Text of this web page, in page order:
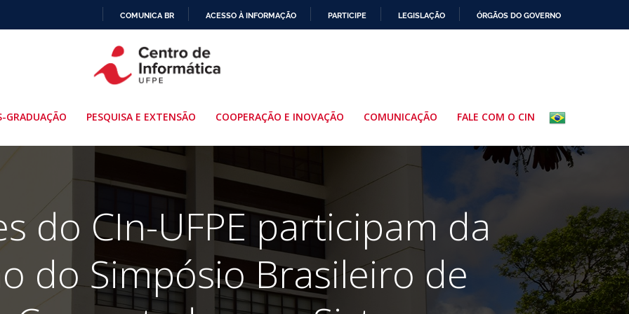
PARA
O
COMUNICA BR ACESSO À INFORMAÇÃO PARTICIPE LEGISLAÇÃO ÓRGÃOS DO GOVERNO
GRADUAÇÃO PESQUISA E EXTENSÃO COOPERAÇÃO E INOVAÇÃO COMUNICAÇÃO FALE COM O CIN
do CIn-UFPE participam da
do Simpósio Brasileiro de